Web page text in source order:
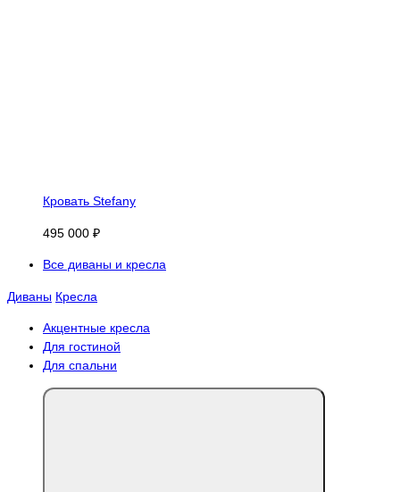
Кровать Stefany
495 000 ₽
Все диваны и кресла
Диваны Кресла
Акцентные кресла
Для гостиной
Для спальни